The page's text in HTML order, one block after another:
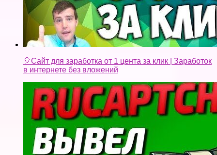
🎈Сайт для заработка от 1 цента за клик | Заработок
в интернете без вложений